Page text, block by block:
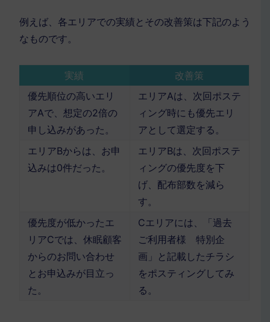
例えば、各エリアでの実績とその改善策は下記のよう
なものです。
実績
改善策
優先順位の高いエリ
アAで、想定の2倍の
申し込みがあった。
エリアAは、次回ポステ
ィング時にも優先エリ
アとして選定する。
エリアBからは、お申
込みは0件だった。
エリアBは、次回ポステ
ィングの優先度を下
げ、配布部数を減ら
す。
優先度が低かったエ
リアCでは、休眠顧客
からのお問い合わせ
とお申込みが目立っ
た。
Cエリアには、「過去
ご利用者様 特別企
画」と記載したチラシ
をポスティングしてみ
る。